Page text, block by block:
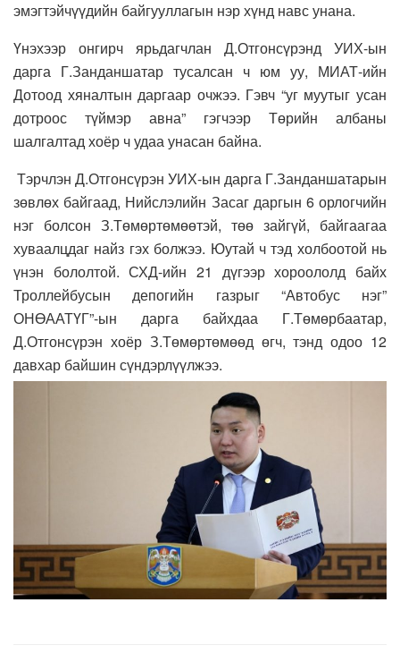
эмэгтэйчүүдийн байгууллагын нэр хүнд навс унана.
Үнэхээр онгирч ярьдагчлан Д.Отгонсүрэнд УИХ-ын
дарга Г.Занданшатар тусалсан ч юм уу, МИАТ-ийн
Дотоод хяналтын даргаар очжээ. Гэвч “уг муутыг усан
дотроос түймэр авна” гэгчээр Төрийн албаны
шалгалтад хоёр ч удаа унасан байна.
Тэрчлэн Д.Отгонсүрэн УИХ-ын дарга Г.Занданшатарын
зөвлөх байгаад, Нийслэлийн Засаг даргын 6 орлогчийн
нэг болсон З.Төмөртөмөөтэй, төө зайгүй, байгаагаа
хуваалцдаг найз гэх болжээ. Юутай ч тэд холбоотой нь
үнэн бололтой. СХД-ийн 21 дүгээр хороололд байх
Троллейбусын депогийн газрыг “Автобус нэг”
ОНӨААТҮГ”-ын дарга байхдаа Г.Төмөрбаатар,
Д.Отгонсүрэн хоёр З.Төмөртөмөөд өгч, тэнд одоо 12
давхар байшин сүндэрлүүлжээ.